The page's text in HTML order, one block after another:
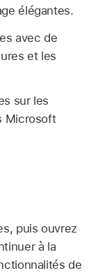
élégantes.
avec de
et les
sur les
Microsoft
puis ouvrez
à la
de